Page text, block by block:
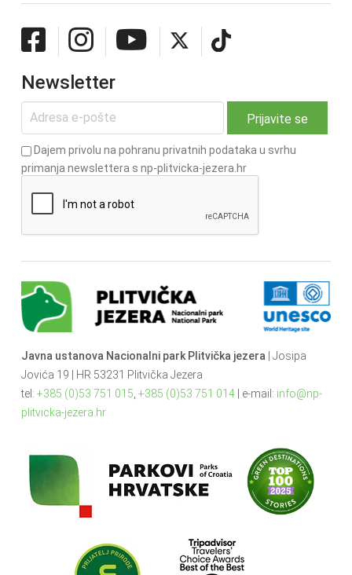
Newsletter
Dajem privolu na pohranu privatnih podataka u svrhu
primanja newslettera s np-plitvicka-jezera.hr
Javna ustanova Nacionalni park Plitvička jezera| Josipa
Jovića 19 | HR 53231 Plitvička Jezera
tel: +385 (0)53 751 015, +385 (0)53 751 014| e-mail: info@np-
plitvicka-jezera.hr